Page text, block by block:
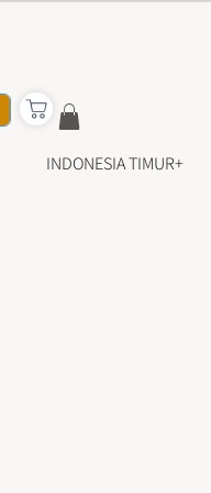
INDONESIA TIMUR+